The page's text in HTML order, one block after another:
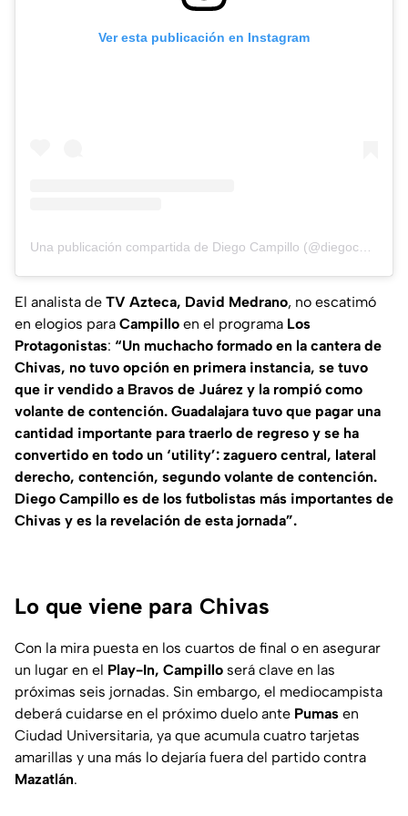
Ver esta publicación en Instagram
Una publicación compartida de Diego Campillo (@diegocampilloc)
El analista de TV Azteca, David Medrano, no escatimó
en elogios para Campillo en el programa Los
Protagonistas: “Un muchacho formado en la cantera de
Chivas, no tuvo opción en primera instancia, se tuvo
que ir vendido a Bravos de Juárez y la rompió como
volante de contención. Guadalajara tuvo que pagar una
cantidad importante para traerlo de regreso y se ha
convertido en todo un ‘utility’: zaguero central, lateral
derecho, contención, segundo volante de contención.
Diego Campillo es de los futbolistas más importantes de
Chivas y es la revelación de esta jornada”.
Lo que viene para Chivas
Con la mira puesta en los cuartos de final o en asegurar
un lugar en el Play-In, Campillo será clave en las
próximas seis jornadas. Sin embargo, el mediocampista
deberá cuidarse en el próximo duelo ante Pumas en
Ciudad Universitaria, ya que acumula cuatro tarjetas
amarillas y una más lo dejaría fuera del partido contra
Mazatlán.